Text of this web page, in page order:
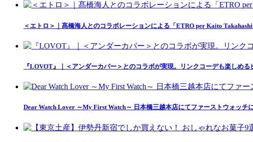
＜エトロ＞｜髙橋海人とのコラボレーションによる「ETRO per Kaito
『LOVOT』｜＜アンダーカバー＞とのコラボが実現。リンクコーデも楽しめる
Dear Watch Lover ～My First Watch～ 日本橋三越本店にてファーストウォッチ